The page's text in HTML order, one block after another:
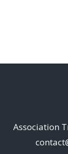
Association